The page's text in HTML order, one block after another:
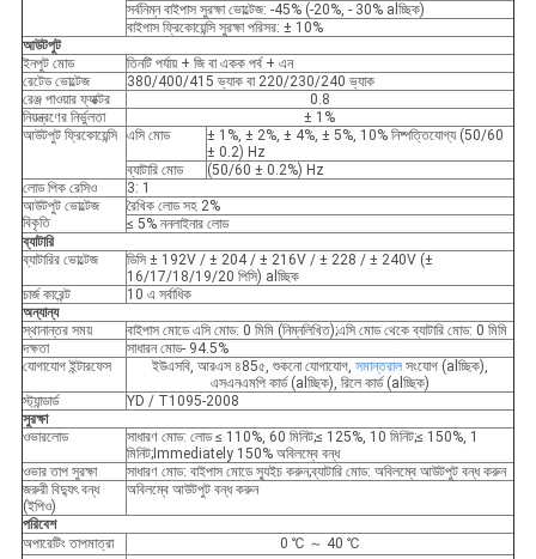
সর্বনিম্ন বাইপাস সুরক্ষা ভোল্টেজ: -45% (-20%, - 30% alচ্ছিক)
বাইপাস ফ্রিকোয়েন্সি সুরক্ষা পরিসর: ± 10%
আউটপুট
ইনপুট মোড
তিনটি পর্যায় + জি বা একক পর্ব + এন
রেটেড ভোল্টেজ
380/400/415 ভ্যাক বা 220/230/240 ভ্যাক
রেঞ্জ পাওয়ার ফ্যাক্টর
0.8
নিয়ন্ত্রণের নির্ভুলতা
± 1%
আউটপুট ফ্রিকোয়েন্সি এসি মোড
± 1%, ± 2%, ± 4%, ± 5%, 10% নিষ্পত্তিযোগ্য (50/60
± 0.2) Hz
ব্যাটারি মোড
(50/60 ± 0.2%) Hz
লোড পিক রেসিও
3: 1
আউটপুট ভোল্টেজ
বিকৃতি
রৈখিক লোড সহ 2%
≤ 5% ননলাইনার লোড
ব্যাটারি
ব্যাটারির ভোল্টেজ
ডিসি ± 192V / ± 204 / ± 216V / ± 228 / ± 240V (±
16/17/18/19/20 পিসি) alচ্ছিক
চার্জ কারেন্ট
10 এ সর্বাধিক
অন্যান্য
স্থানান্তর সময়
বাইপাস মোডে এসি মোড: 0 মিমি (নিম্নলিখিত);এসি মোড থেকে ব্যাটারি মোড: 0 মিমি
দক্ষতা
সাধারন মোড- 94.5%
যোগাযোগ ইন্টারফেস
ইউএসবি, আরএস ৪85৫, শুকনো যোগাযোগ, সমান্তরালসংযোগ (alচ্ছিক),
এসএনএমপি কার্ড (alচ্ছিক), রিলে কার্ড (alচ্ছিক)
স্ট্যান্ডার্ড
YD / T1095-2008
সুরক্ষা
ওভারলোড
সাধারণ মোড: লোড ≤ 110%, 60 মিনিট;≤ 125%, 10 মিনিট;≤ 150%, 1
মিনিট;Immediately 150% অবিলম্বে বন্ধ
ওভার তাপ সুরক্ষা
সাধারণ মোড: বাইপাস মোডে স্যুইচ করুন;ব্যাটারি মোড: অবিলম্বে আউটপুট বন্ধ করুন
জরুরী বিদ্যুৎ বন্ধ
(ইপিও)
অবিলম্বে আউটপুট বন্ধ করুন
পরিবেশ
অপারেটিং তাপমাত্রা
0 ℃ ～ 40 ℃